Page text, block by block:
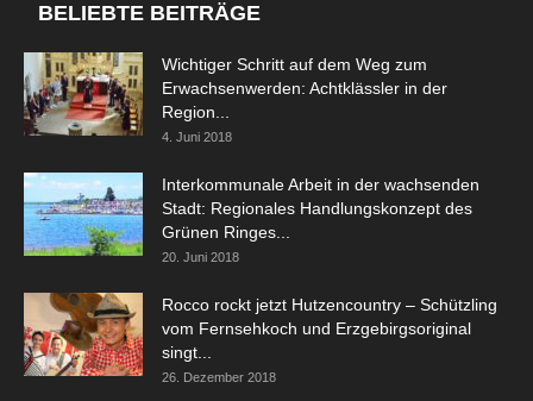
BELIEBTE BEITRÄGE
Wichtiger Schritt auf dem Weg zum
Erwachsenwerden: Achtklässler in der
Region...
4. Juni 2018
Interkommunale Arbeit in der wachsenden
Stadt: Regionales Handlungskonzept des
Grünen Ringes...
20. Juni 2018
Rocco rockt jetzt Hutzencountry – Schützling
vom Fernsehkoch und Erzgebirgsoriginal
singt...
26. Dezember 2018